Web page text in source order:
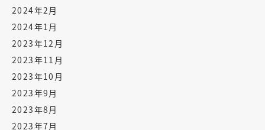
2024年2月
2024年1月
2023年12月
2023年11月
2023年10月
2023年9月
2023年8月
2023年7月